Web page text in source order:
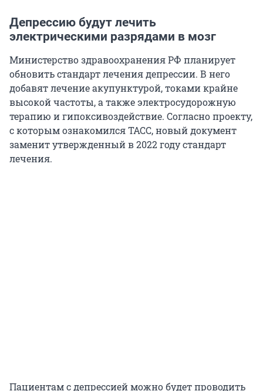
Депрессию будут лечить
электрическими разрядами в мозг
Министерство здравоохранения РФ планирует
обновить стандарт лечения депрессии. В него
добавят лечение акупунктурой, токами крайне
высокой частоты, а также электросудорожную
терапию и гипоксивоздействие. Согласно проекту,
с которым ознакомился ТАСС, новый документ
заменит утвержденный в 2022 году стандарт
лечения.
Пациентам с депрессией можно будет проводить